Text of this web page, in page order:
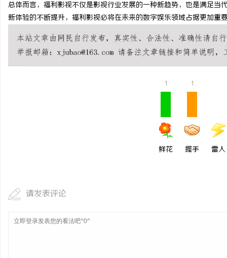
总体而言，福利影视不仅是影视行业发展的一种新趋势，也是满足
新体验的不断提升，福利影视必将在未来的数字娱乐领域占据更加重
1
鲜花
1
握手 雷人
请发表评论
开店最怕“搜不到”为什